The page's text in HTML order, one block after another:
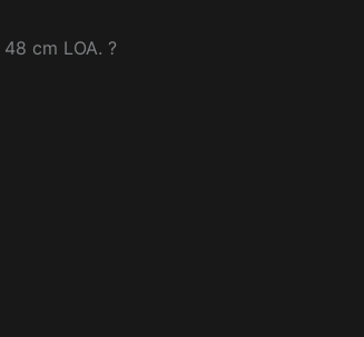
cm LOA. ?